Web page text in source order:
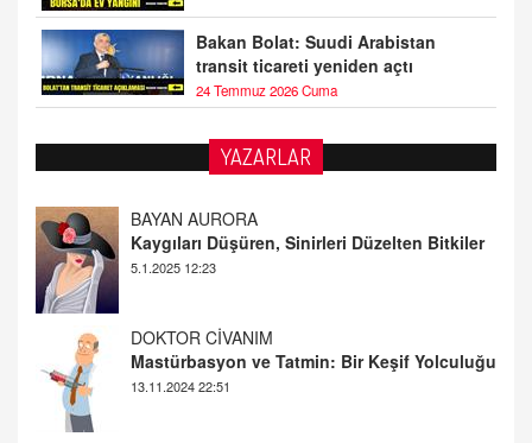
Bakan Bolat: Suudi Arabistan
transit ticareti yeniden açtı
24 Temmuz 2026 Cuma
YAZARLAR
DOKTOR CİVANIM
Mastürbasyon ve Tatmin: Bir Keşif Yolculuğu
13.11.2024 22:51
ALİ EFENDİ
Adana At Yarışı Tahminleri | 21 Aralık
Cumartesi